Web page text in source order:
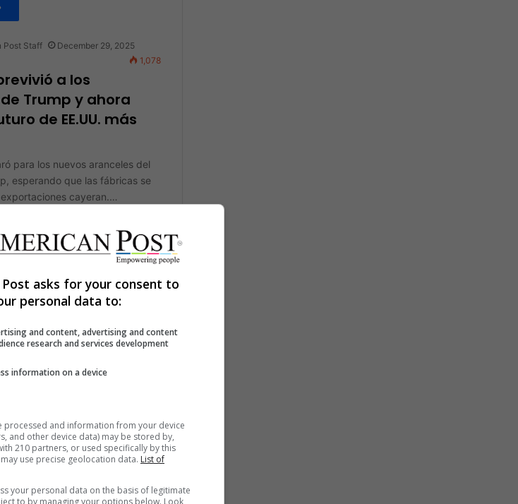
Post Staff
December 29, 2025
1,078
a los
Trump y ahora
de EE.UU. más
para los nuevos aranceles del
esperando que las fábricas se
cayeran.…
November 24, 2025
876
enfrenta el
y oportunidades
cadenas de suministro
Staff October 16, 2025 819
asks for your consent to
personal data to:
and content, advertising and content
research and services development
information on a device
processed and information from your device
and other device data) may be stored by,
210 partners, or used specifically by this
use precise geolocation data. List of
your personal data on the basis of legitimate
to by managing your options below. Look